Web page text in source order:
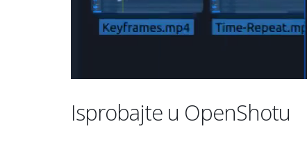
Isprobajte u OpenShotu